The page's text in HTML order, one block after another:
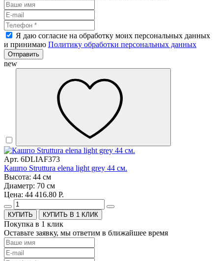
Я даю согласие на обработку моих персональных данных
и принимаю Политику обработки персональных данных
Отправить
new
Арт. 6DLIAF373
Кашпо Struttura elena light grey 44 см.
Высота: 44 см
Диаметр: 70 см
Цена: 44 416.80 Р.
КУПИТЬ В 1 КЛИК
Покупка в 1 клик
Оставьте заявку, мы ответим в ближайшее время